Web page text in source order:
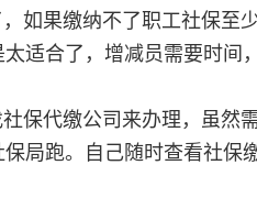
如果缴纳不了职工社保至
适合了，增减员需要时间
保代缴公司来办理，虽然
局跑。自己随时查看社保